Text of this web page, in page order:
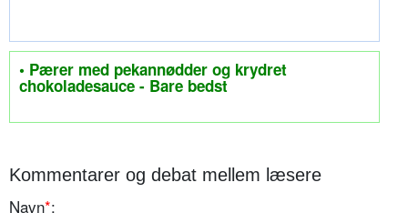
• Pærer med pekannødder og krydret
chokoladesauce - Bare bedst
Kommentarer og debat mellem læsere
Navn*: